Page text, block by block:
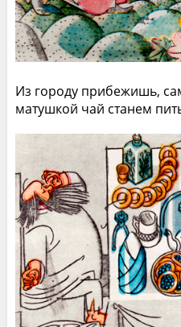
Из городу прибежишь,
матушкой чай станем